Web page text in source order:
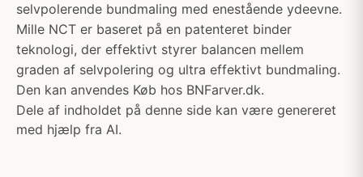
selvpolerende bundmaling med enestående ydeevne.
Mille NCT er baseret på en patenteret binder
teknologi, der effektivt styrer balancen mellem
graden af selvpolering og ultra effektivt bundmaling.
Den kan anvendes Køb hos BNFarver.dk.
Dele af indholdet på denne side kan være genereret
med hjælp fra AI.